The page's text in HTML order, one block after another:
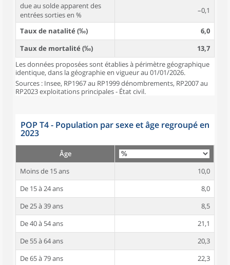
due au solde apparent des
entrées sorties en %
–0,1
Taux de natalité (‰)
6,0
Taux de mortalité (‰)
13,7
Les données proposées sont établies à périmètre géographique
identique, dans la géographie en vigueur au 01/01/2026.
Sources : Insee, RP1967 au RP1999 dénombrements, RP2007 au
RP2023 exploitations principales - État civil.
POP T4 - Population par sexe et âge regroupé en
2023
Âge
Moins de 15 ans
10,0
De 15 à 24 ans
8,0
De 25 à 39 ans
8,5
De 40 à 54 ans
21,1
De 55 à 64 ans
20,3
De 65 à 79 ans
22,3